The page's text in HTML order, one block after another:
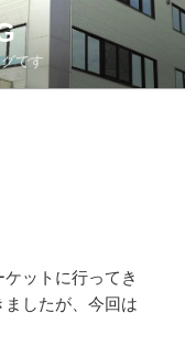
です
ットに行ってき
したが、今回は